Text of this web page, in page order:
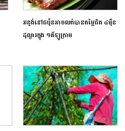
អន្ទង់នៅជប៉ុនអាចលក់បានតម្លៃជិត ៤ម៉ឺន
ដុល្លារក្នុង ១គីឡូក្រាម